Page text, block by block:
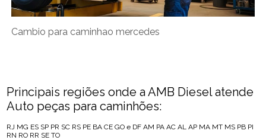
Cambio para caminhao mercedes
Principais regiões onde a AMB Diesel atende
Auto peças para caminhões:
RJ MG ES SP PR SC RS PE BA CE GO e DF AM PA AC AL AP MA MT MS PB PI
RN RO RR SE TO